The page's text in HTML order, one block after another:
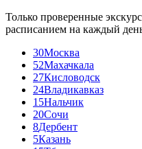
Только проверенные
расписанием на каждый
30Москва
52Махачкала
27Кисловодск
24Владикавказ
15Нальчик
20Сочи
8Дербент
5Казань